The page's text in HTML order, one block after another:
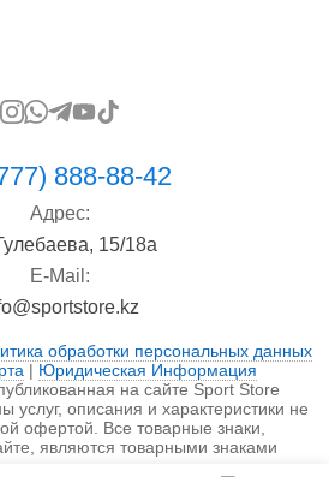
888-88-42
Адрес:
15/18а
E-Mail:
обработки персональных данных
| Юридическая Информация
на сайте Sport Store
услуг, описания и характеристики не
офертой. Все товарные знаки,
являются товарными знаками
используются исключительно в